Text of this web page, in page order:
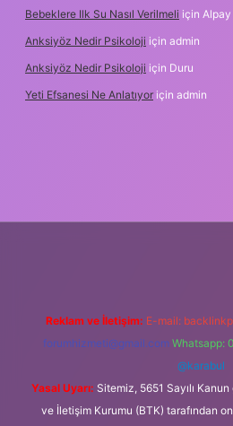
Bebeklere Ilk Su Nasıl Verilmeli için Alpay
Anksiyöz Nedir Psikoloji için admin
Anksiyöz Nedir Psikoloji için Duru
Yeti Efsanesi Ne Anlatıyor için admin
Reklam ve İletişim: E-mail:
forumhizmeti@gmail.com Whatsapp:
@karabul
Yasal Uyarı: Sitemiz, 5651 Sayılı
ve İletişim Kurumu (BTK) tarafından